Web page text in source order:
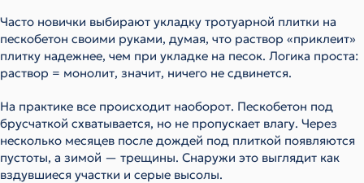
Часто новички выбирают укладку тротуарной плитки на
пескобетон своими руками, думая, что раствор «приклеит»
плитку надежнее, чем при укладке на песок. Логика проста:
раствор = монолит, значит, ничего не сдвинется.
На практике все происходит наоборот. Пескобетон под
брусчаткой схватывается, но не пропускает влагу. Через
несколько месяцев после дождей под плиткой появляются
пустоты, а зимой — трещины. Снаружи это выглядит как
вздувшиеся участки и серые высолы.